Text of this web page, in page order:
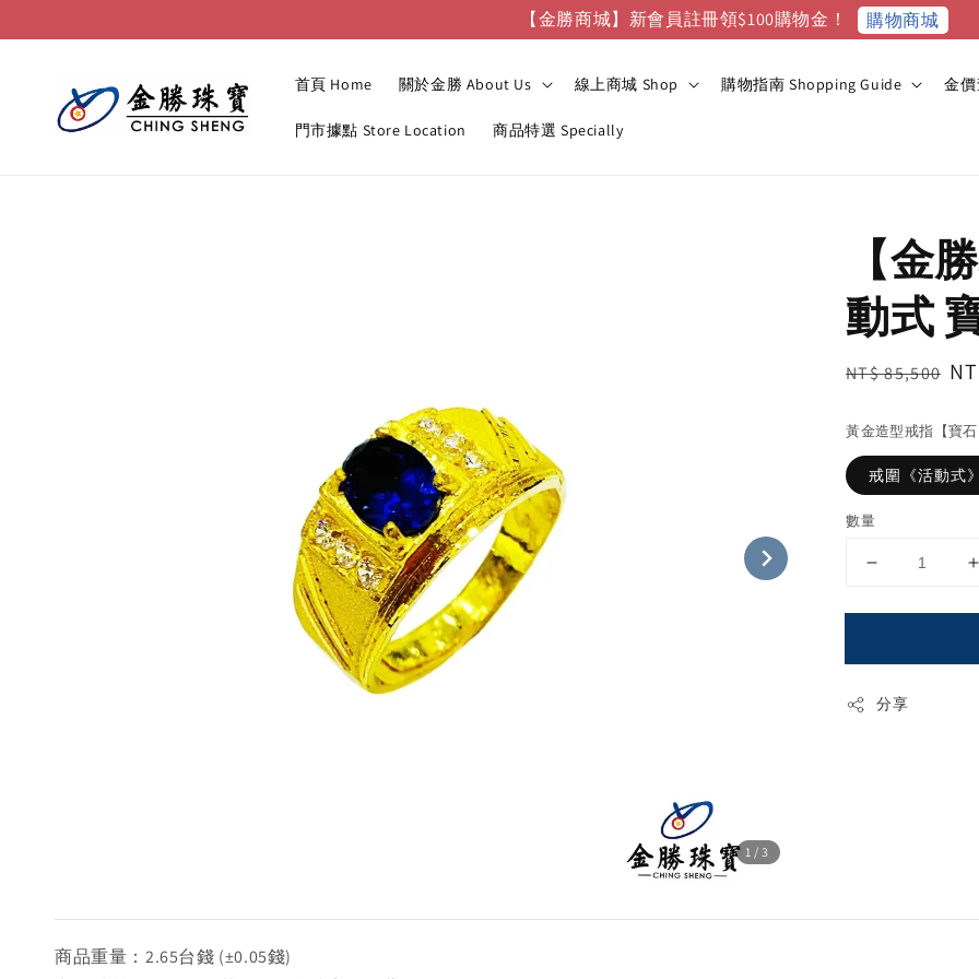
【金勝商城】新會員註冊領$100購物金！ 購物商城
首頁 Home 關於金勝 About Us 線上商城 Shop 購物指南 Shopping Guide 金
門市據點 Store Location 商品特選 Specially
1 /3
【金
動式
Regular
NT$ 85,500
黃金造型戒指【寶石
戒圍《活動式》
數量
分享
商品重量：2.65台錢 (±0.05錢)